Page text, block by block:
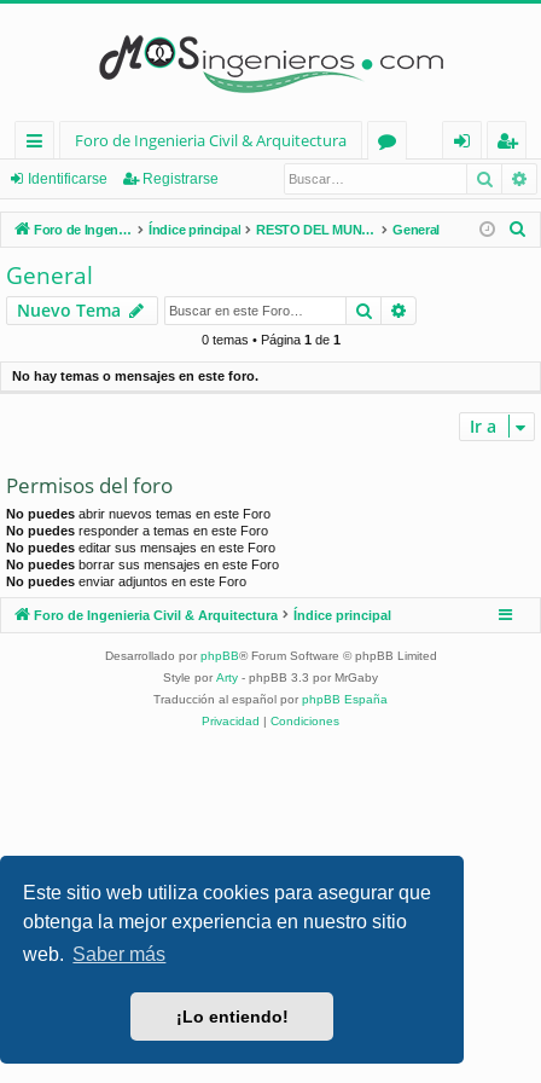
Este sitio web utiliza cookies para asegurar que
obtenga la mejor experiencia en nuestro sitio
web. Saber más
¡Lo entiendo!
nl
ac
es
rá
pi
d
Foro de Ingenieria Civil & Arquitectura
os
nt
ifi
e
eg
ist
ra
Identificarse Registrarse
Foro de Ingenieria Civil & Arquitectura Índice principal RESTO DEL MUNDO General
r
General
Nuevo Tema Buscar
0 temas • Página 1de 1
No hay temas o mensajes en este foro.
Ir a
Permisos del foro
No puedes abrir nuevos temas en este Foro
No puedes responder a temas en este Foro
No puedes editar sus mensajes en este Foro
No puedes borrar sus mensajes en este Foro
No puedes enviar adjuntos en este Foro
Foro de Ingenieria Civil & Arquitectura Índice principal
Desarrollado por phpBB® Forum Software © phpBB Limited
Style por Arty - phpBB 3.3 por MrGaby
Traducción al español por phpBB España
Privacidad | Condiciones